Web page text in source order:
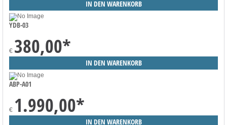
YDB-03
€ 380,00*
ABP-A01
€ 1.990,00*